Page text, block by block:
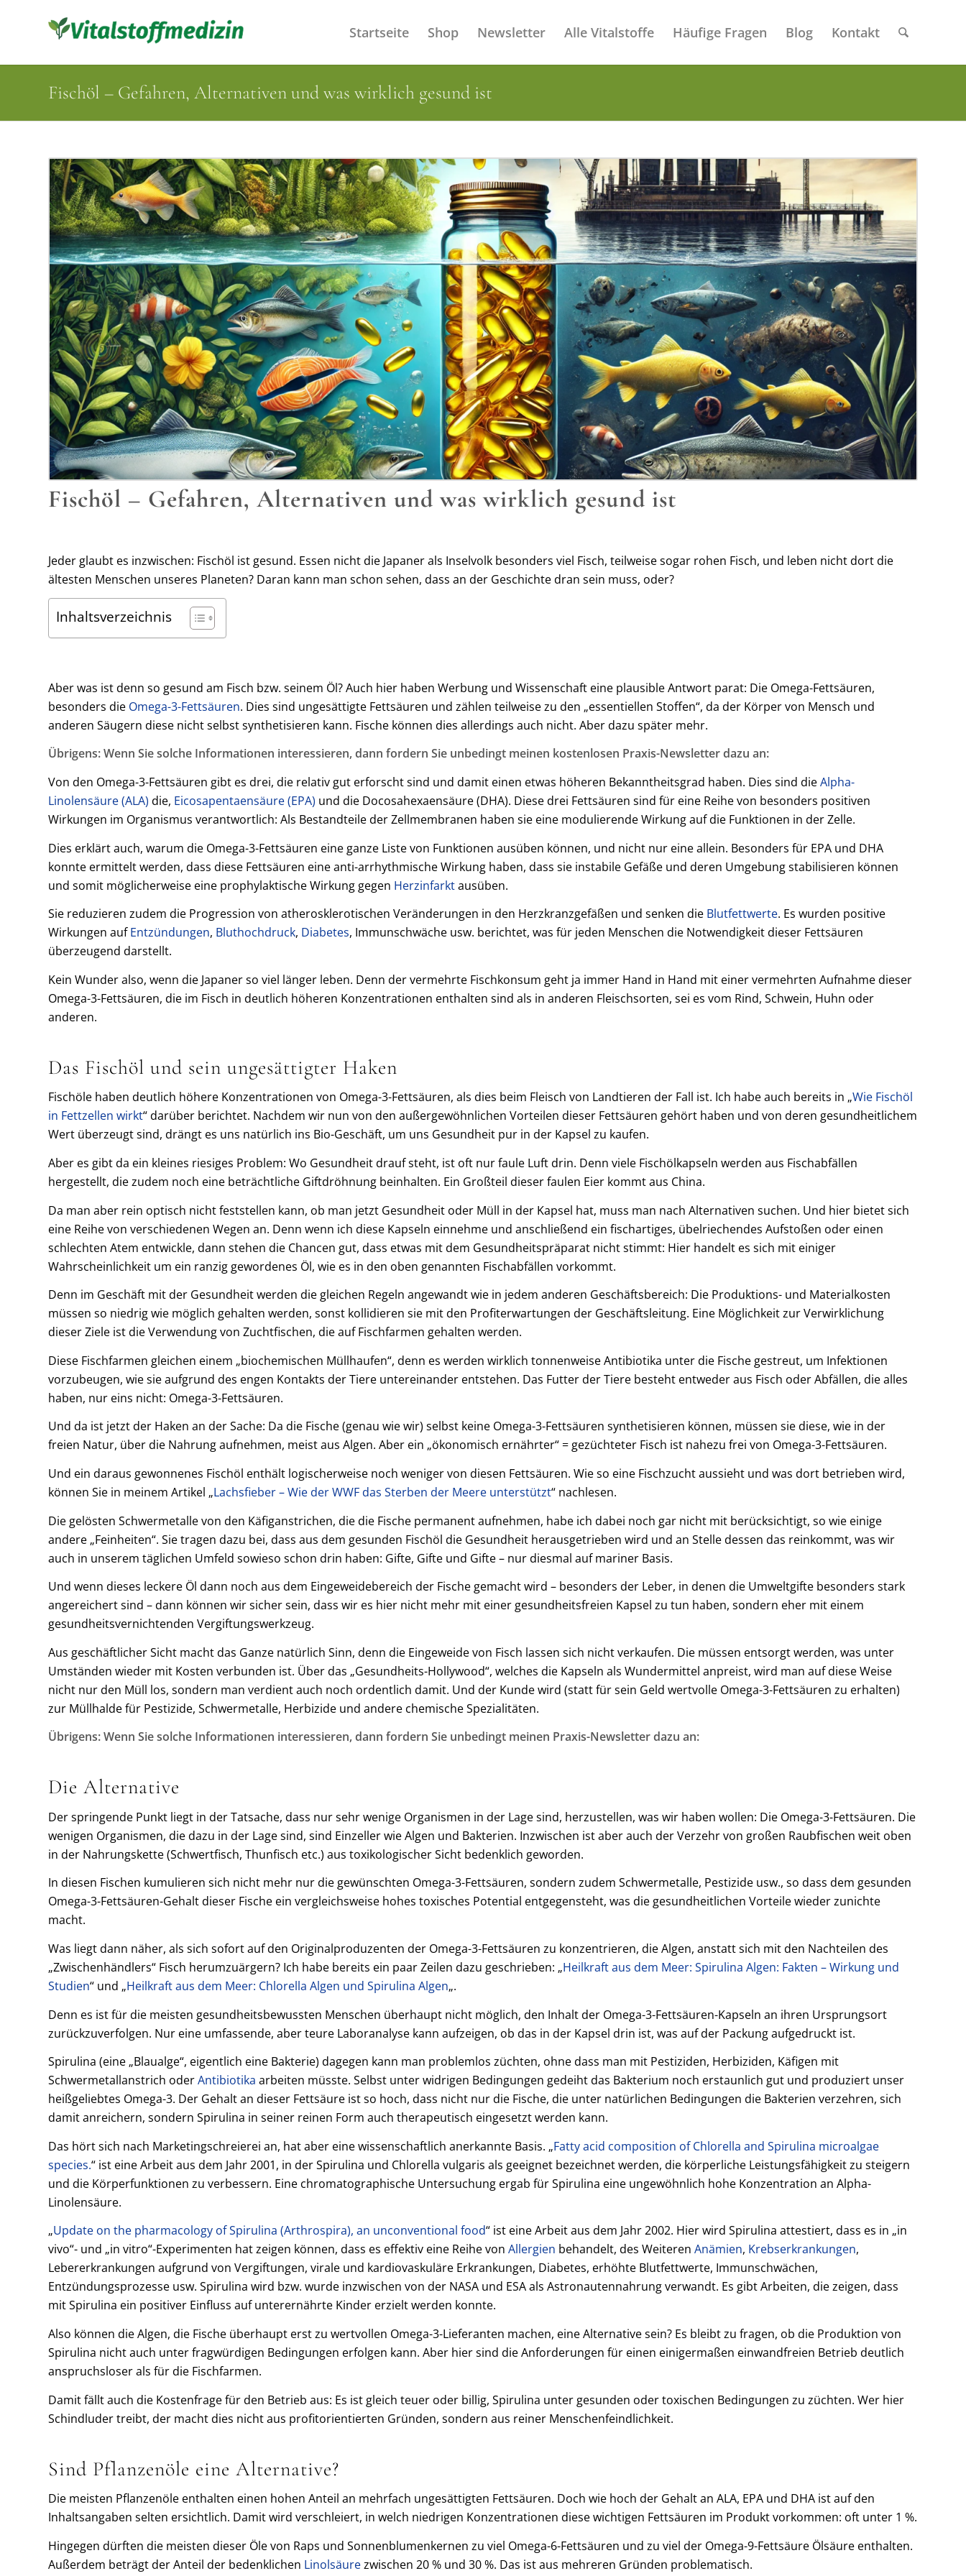
Startseite Shop Newsletter Alle Vitalstoffe Häufige Fragen Blog Kontakt
Fischöl – Gefahren, Alternativen und was wirklich gesund ist
Fischöl – Gefahren, Alternativen und was wirklich gesund ist
Jeder glaubt es inzwischen: Fischöl ist gesund. Essen nicht die Japaner als Inselvolk besonders viel Fisch, teilweise sogar rohen Fisch, und leben nicht dort die
ältesten Menschen unseres Planeten? Daran kann man schon sehen, dass an der Geschichte dran sein muss, oder?
Inhaltsverzeichnis
Aber was ist denn so gesund am Fisch bzw. seinem Öl? Auch hier haben Werbung und Wissenschaft eine plausible Antwort parat: Die Omega-Fettsäuren,
besonders die Omega-3-Fettsäuren. Dies sind ungesättigte Fettsäuren und zählen teilweise zu den „essentiellen Stoffen“, da der Körper von Mensch und
anderen Säugern diese nicht selbst synthetisieren kann. Fische können dies allerdings auch nicht. Aber dazu später mehr.
Übrigens: Wenn Sie solche Informationen interessieren, dann fordern Sie unbedingt meinen kostenlosen Praxis-Newsletter dazu an:
Von den Omega-3-Fettsäuren gibt es drei, die relativ gut erforscht sind und damit einen etwas höheren Bekanntheitsgrad haben. Dies sind dieAlpha-
Linolensäure (ALA) die, Eicosapentaensäure (EPA) und die Docosahexaensäure (DHA). Diese drei Fettsäuren sind für eine Reihe von besonders positiven
Wirkungen im Organismus verantwortlich: Als Bestandteile der Zellmembranen haben sie eine modulierende Wirkung auf die Funktionen in der Zelle.
Dies erklärt auch, warum die Omega-3-Fettsäuren eine ganze Liste von Funktionen ausüben können, und nicht nur eine allein. Besonders für EPA und DHA
konnte ermittelt werden, dass diese Fettsäuren eine anti-arrhythmische Wirkung haben, dass sie instabile Gefäße und deren Umgebung stabilisieren können
und somit möglicherweise eine prophylaktische Wirkung gegen Herzinfarktausüben.
Sie reduzieren zudem die Progression von atherosklerotischen Veränderungen in den Herzkranzgefäßen und senken die Blutfettwerte. Es wurden positive
Wirkungen aufEntzündungen, Bluthochdruck, Diabetes, Immunschwäche usw. berichtet, was für jeden Menschen die Notwendigkeit dieser Fettsäuren
überzeugend darstellt.
Kein Wunder also, wenn die Japaner so viel länger leben. Denn der vermehrte Fischkonsum geht ja immer Hand in Hand mit einer vermehrten Aufnahme dieser
Omega-3-Fettsäuren, die im Fisch in deutlich höheren Konzentrationen enthalten sind als in anderen Fleischsorten, sei es vom Rind, Schwein, Huhn oder
anderen.
Das Fischöl und sein ungesättigter Haken
Fischöle haben deutlich höhere Konzentrationen von Omega-3-Fettsäuren, als dies beim Fleisch von Landtieren der Fall ist. Ich habe auch bereits in „Wie Fischöl
in Fettzellen wirkt“ darüber berichtet. Nachdem wir nun von den außergewöhnlichen Vorteilen dieser Fettsäuren gehört haben und von deren gesundheitlichem
Wert überzeugt sind, drängt es uns natürlich ins Bio-Geschäft, um uns Gesundheit pur in der Kapsel zu kaufen.
Aber es gibt da ein kleines riesiges Problem: Wo Gesundheit drauf steht, ist oft nur faule Luft drin. Denn viele Fischölkapseln werden aus Fischabfällen
hergestellt, die zudem noch eine beträchtliche Giftdröhnung beinhalten. Ein Großteil dieser faulen Eier kommt aus China.
Da man aber rein optisch nicht feststellen kann, ob man jetzt Gesundheit oder Müll in der Kapsel hat, muss man nach Alternativen suchen. Und hier bietet sich
eine Reihe von verschiedenen Wegen an. Denn wenn ich diese Kapseln einnehme und anschließend ein fischartiges, übelriechendes Aufstoßen oder einen
schlechten Atem entwickle, dann stehen die Chancen gut, dass etwas mit dem Gesundheitspräparat nicht stimmt: Hier handelt es sich mit einiger
Wahrscheinlichkeit um ein ranzig gewordenes Öl, wie es in den oben genannten Fischabfällen vorkommt.
Denn im Geschäft mit der Gesundheit werden die gleichen Regeln angewandt wie in jedem anderen Geschäftsbereich: Die Produktions- und Materialkosten
müssen so niedrig wie möglich gehalten werden, sonst kollidieren sie mit den Profiterwartungen der Geschäftsleitung. Eine Möglichkeit zur Verwirklichung
dieser Ziele ist die Verwendung von Zuchtfischen, die auf Fischfarmen gehalten werden.
Diese Fischfarmen gleichen einem „biochemischen Müllhaufen“, denn es werden wirklich tonnenweise Antibiotika unter die Fische gestreut, um Infektionen
vorzubeugen, wie sie aufgrund des engen Kontakts der Tiere untereinander entstehen. Das Futter der Tiere besteht entweder aus Fisch oder Abfällen, die alles
haben, nur eins nicht: Omega-3-Fettsäuren.
Und da ist jetzt der Haken an der Sache: Da die Fische (genau wie wir) selbst keine Omega-3-Fettsäuren synthetisieren können, müssen sie diese, wie in der
freien Natur, über die Nahrung aufnehmen, meist aus Algen. Aber ein „ökonomisch ernährter“ = gezüchteter Fisch ist nahezu frei von Omega-3-Fettsäuren.
Und ein daraus gewonnenes Fischöl enthält logischerweise noch weniger von diesen Fettsäuren. Wie so eine Fischzucht aussieht und was dort betrieben wird,
können Sie in meinem Artikel „Lachsfieber – Wie der WWF das Sterben der Meere unterstützt“ nachlesen.
Die gelösten Schwermetalle von den Käfiganstrichen, die die Fische permanent aufnehmen, habe ich dabei noch gar nicht mit berücksichtigt, so wie einige
andere „Feinheiten“. Sie tragen dazu bei, dass aus dem gesunden Fischöl die Gesundheit herausgetrieben wird und an Stelle dessen das reinkommt, was wir
auch in unserem täglichen Umfeld sowieso schon drin haben: Gifte, Gifte und Gifte – nur diesmal auf mariner Basis.
Und wenn dieses leckere Öl dann noch aus dem Eingeweidebereich der Fische gemacht wird – besonders der Leber, in denen die Umweltgifte besonders stark
angereichert sind – dann können wir sicher sein, dass wir es hier nicht mehr mit einer gesundheitsfreien Kapsel zu tun haben, sondern eher mit einem
gesundheitsvernichtenden Vergiftungswerkzeug.
Aus geschäftlicher Sicht macht das Ganze natürlich Sinn, denn die Eingeweide von Fisch lassen sich nicht verkaufen. Die müssen entsorgt werden, was unter
Umständen wieder mit Kosten verbunden ist. Über das „Gesundheits-Hollywood“, welches die Kapseln als Wundermittel anpreist, wird man auf diese Weise
nicht nur den Müll los, sondern man verdient auch noch ordentlich damit. Und der Kunde wird (statt für sein Geld wertvolle Omega-3-Fettsäuren zu erhalten)
zur Müllhalde für Pestizide, Schwermetalle, Herbizide und andere chemische Spezialitäten.
Übrigens: Wenn Sie solche Informationen interessieren, dann fordern Sie unbedingt meinen Praxis-Newsletter dazu an:
Die Alternative
Der springende Punkt liegt in der Tatsache, dass nur sehr wenige Organismen in der Lage sind, herzustellen, was wir haben wollen: Die Omega-3-Fettsäuren. Die
wenigen Organismen, die dazu in der Lage sind, sind Einzeller wie Algen und Bakterien. Inzwischen ist aber auch der Verzehr von großen Raubfischen weit oben
in der Nahrungskette (Schwertfisch, Thunfisch etc.) aus toxikologischer Sicht bedenklich geworden.
In diesen Fischen kumulieren sich nicht mehr nur die gewünschten Omega-3-Fettsäuren, sondern zudem Schwermetalle, Pestizide usw., so dass dem gesunden
Omega-3-Fettsäuren-Gehalt dieser Fische ein vergleichsweise hohes toxisches Potential entgegensteht, was die gesundheitlichen Vorteile wieder zunichte
macht.
Was liegt dann näher, als sich sofort auf den Originalproduzenten der Omega-3-Fettsäuren zu konzentrieren, die Algen, anstatt sich mit den Nachteilen des
„Zwischenhändlers“ Fisch herumzuärgern? Ich habe bereits ein paar Zeilen dazu geschrieben: „Heilkraft aus dem Meer: Spirulina Algen: Fakten – Wirkung und
Studien“ und „Heilkraft aus dem Meer: Chlorella Algen und Spirulina Algen„.
Denn es ist für die meisten gesundheitsbewussten Menschen überhaupt nicht möglich, den Inhalt der Omega-3-Fettsäuren-Kapseln an ihren Ursprungsort
zurückzuverfolgen. Nur eine umfassende, aber teure Laboranalyse kann aufzeigen, ob das in der Kapsel drin ist, was auf der Packung aufgedruckt ist.
Spirulina (eine „Blaualge“, eigentlich eine Bakterie) dagegen kann man problemlos züchten, ohne dass man mit Pestiziden, Herbiziden, Käfigen mit
Schwermetallanstrich oderAntibiotika arbeiten müsste. Selbst unter widrigen Bedingungen gedeiht das Bakterium noch erstaunlich gut und produziert unser
heißgeliebtes Omega-3. Der Gehalt an dieser Fettsäure ist so hoch, dass nicht nur die Fische, die unter natürlichen Bedingungen die Bakterien verzehren, sich
damit anreichern, sondern Spirulina in seiner reinen Form auch therapeutisch eingesetzt werden kann.
Das hört sich nach Marketingschreierei an, hat aber eine wissenschaftlich anerkannte Basis. „Fatty acid composition of Chlorella and Spirulina microalgae
species.“ ist eine Arbeit aus dem Jahr 2001, in der Spirulina und Chlorella vulgaris als geeignet bezeichnet werden, die körperliche Leistungsfähigkeit zu steigern
und die Körperfunktionen zu verbessern. Eine chromatographische Untersuchung ergab für Spirulina eine ungewöhnlich hohe Konzentration an Alpha-
Linolensäure.
„Update on the pharmacology of Spirulina (Arthrospira), an unconventional food“ ist eine Arbeit aus dem Jahr 2002. Hier wird Spirulina attestiert, dass es in „in
vivo“- und „in vitro“-Experimenten hat zeigen können, dass es effektiv eine Reihe von Allergien behandelt, des Weiteren Anämien, Krebserkrankungen,
Lebererkrankungen aufgrund von Vergiftungen, virale und kardiovaskuläre Erkrankungen, Diabetes, erhöhte Blutfettwerte, Immunschwächen,
Entzündungsprozesse usw. Spirulina wird bzw. wurde inzwischen von der NASA und ESA als Astronautennahrung verwandt. Es gibt Arbeiten, die zeigen, dass
mit Spirulina ein positiver Einfluss auf unterernährte Kinder erzielt werden konnte.
Also können die Algen, die Fische überhaupt erst zu wertvollen Omega-3-Lieferanten machen, eine Alternative sein? Es bleibt zu fragen, ob die Produktion von
Spirulina nicht auch unter fragwürdigen Bedingungen erfolgen kann. Aber hier sind die Anforderungen für einen einigermaßen einwandfreien Betrieb deutlich
anspruchsloser als für die Fischfarmen.
Damit fällt auch die Kostenfrage für den Betrieb aus: Es ist gleich teuer oder billig, Spirulina unter gesunden oder toxischen Bedingungen zu züchten. Wer hier
Schindluder treibt, der macht dies nicht aus profitorientierten Gründen, sondern aus reiner Menschenfeindlichkeit.
Sind Pflanzenöle eine Alternative?
Die meisten Pflanzenöle enthalten einen hohen Anteil an mehrfach ungesättigten Fettsäuren. Doch wie hoch der Gehalt an ALA, EPA und DHA ist auf den
Inhaltsangaben selten ersichtlich. Damit wird verschleiert, in welch niedrigen Konzentrationen diese wichtigen Fettsäuren im Produkt vorkommen: oft unter 1 %.
Hingegen dürften die meisten dieser Öle von Raps und Sonnenblumenkernen zu viel Omega-6-Fettsäuren und zu viel der Omega-9-Fettsäure Ölsäure enthalten.
Außerdem beträgt der Anteil der bedenklichen Linolsäurezwischen 20 % und 30 %. Das ist aus mehreren Gründen problematisch.